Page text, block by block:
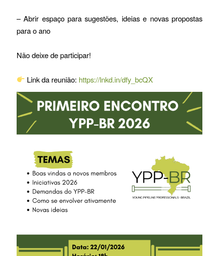
– Abrir espaço para sugestões, ideias e novas propostas
para o ano
Não deixe de participar!
Link da reunião: https://lnkd.in/dfy_bcQX